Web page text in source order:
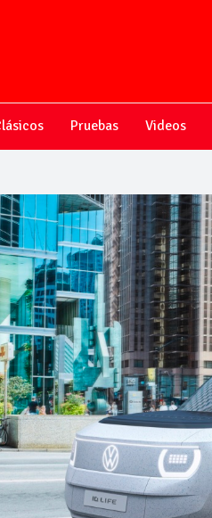
Pruebas Videos